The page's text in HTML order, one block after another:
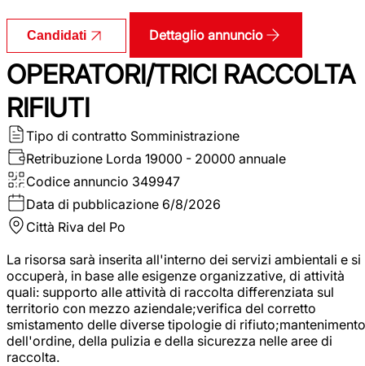
Candidati Dettaglio annuncio
OPERATORI/TRICI RACCOLTA
RIFIUTI
Tipo di contratto Somministrazione
Retribuzione Lorda 19000 - 20000 annuale
Codice annuncio 349947
Data di pubblicazione 6/8/2026
Città Riva del Po
La risorsa sarà inserita all'interno dei servizi ambientali e si
occuperà, in base alle esigenze organizzative, di attività
quali: supporto alle attività di raccolta differenziata sul
territorio con mezzo aziendale;verifica del corretto
smistamento delle diverse tipologie di rifiuto;mantenimento
dell'ordine, della pulizia e della sicurezza nelle aree di
raccolta.